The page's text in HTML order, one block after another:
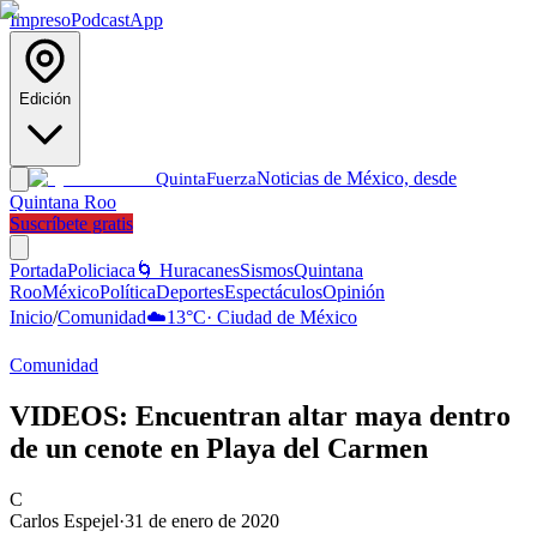
ImpresoPodcastApp
Edición
QuintaFuerzaNoticias de México, desde
Quintana Roo
Suscríbete gratis
PortadaPoliciaca 🌀 HuracanesSismosQuintana
RooMéxicoPolíticaDeportesEspectáculosOpinión
Inicio/Comunidad☁️13°C· Ciudad de México
Comunidad
VIDEOS: Encuentran altar maya dentro
de un cenote en Playa del Carmen
C
Carlos Espejel·31 de enero de 2020